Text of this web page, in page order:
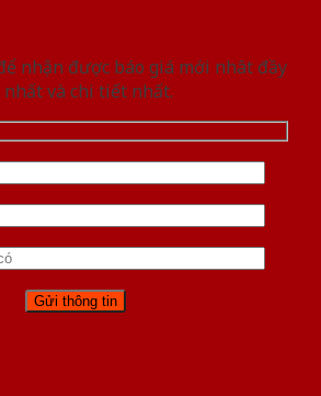
nhận được báo giá mới nhât đầy
nhất và chi tiết nhất.